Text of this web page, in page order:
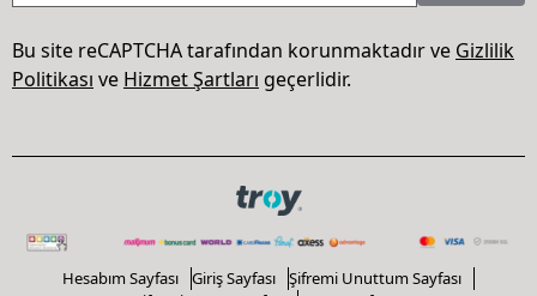
Bu site reCAPTCHA tarafından korunmaktadır ve Gizlilik
Politikası ve Hizmet Şartları geçerlidir.
Hesabım Sayfası Giriş Sayfası
Şifremi Unuttum Sayfası